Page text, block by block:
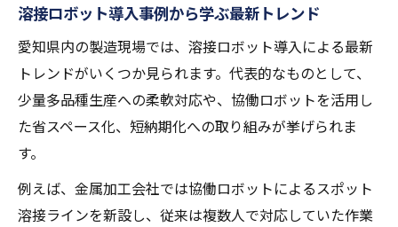
溶接ロボット導入事例から学ぶ最新トレンド
愛知県内の製造現場では、溶接ロボット導入による最新
トレンドがいくつか見られます。代表的なものとして、
少量多品種生産への柔軟対応や、協働ロボットを活用し
た省スペース化、短納期化への取り組みが挙げられま
す。
例えば、金属加工会社では協働ロボットによるスポット
溶接ラインを新設し、従来は複数人で対応していた作業